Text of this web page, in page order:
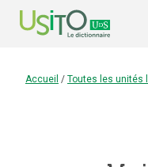
Accueil / Toutes les unités